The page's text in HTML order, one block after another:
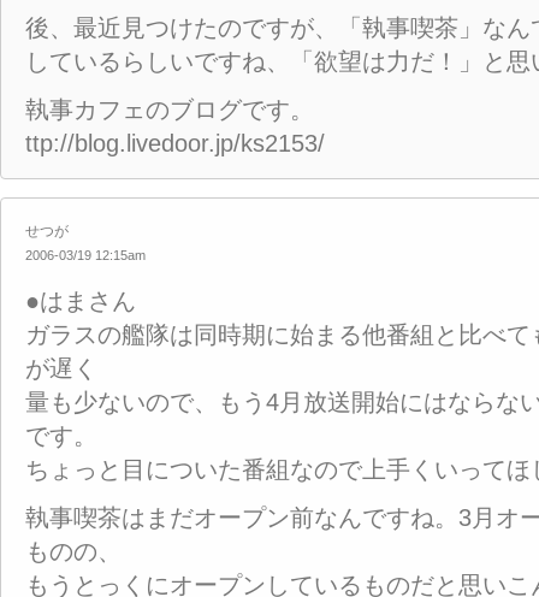
後、最近見つけたのですが、「執事喫茶」な
しているらしいですね、「欲望は力だ！」と
執事カフェのブログです。
ttp://blog.livedoor.jp/ks2153/
せつが
2006-03/19 12:15am
●はまさん
ガラスの艦隊は同時期に始まる他番組と比べ
が遅く
量も少ないので、もう4月放送開始にはならな
です。
ちょっと目についた番組なので上手くいって
執事喫茶はまだオープン前なんですね。3月オ
ものの、
もうとっくにオープンしているものだと思い